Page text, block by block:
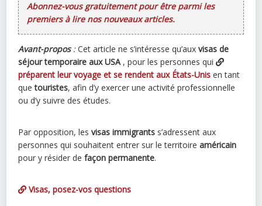
Abonnez-vous gratuitement pour être parmi les
premiers à lire nos nouveaux articles.
Avant-propos:Cet article ne s’intéresse qu’auxvisas de
séjour temporaire aux USA, pour les personnes qui
préparent leur voyage et se rendent aux États-Unis en tant
quetouristes, afin d’y exercer une activité professionnelle
ou d’y suivre des études.
Par opposition, lesvisas immigrants s’adressent aux
personnes qui souhaitent entrer sur le territoireaméricain
pour y résider defaçon permanente.
Visas, posez-vos questions